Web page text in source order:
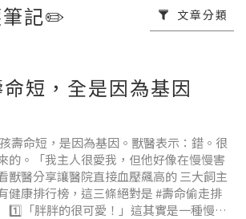
筆記✏️ 文章分類
短，全是因為基因
壽命短，是因為基因。獸醫表示：錯。很
的。「我主人很愛我，但他好像在慢慢害
獸醫分享讓醫院直接血壓飆高的 三大飼主
健康排行榜，這三條絕對是 #壽命偷走排
「胖胖的很可愛！」這其實是一種慢性